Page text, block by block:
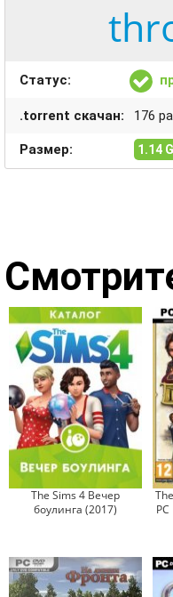
Статус:
.torrent скачан: 176
Размер: 1.14
The Sims 4 Вечер
боулинга (2017)